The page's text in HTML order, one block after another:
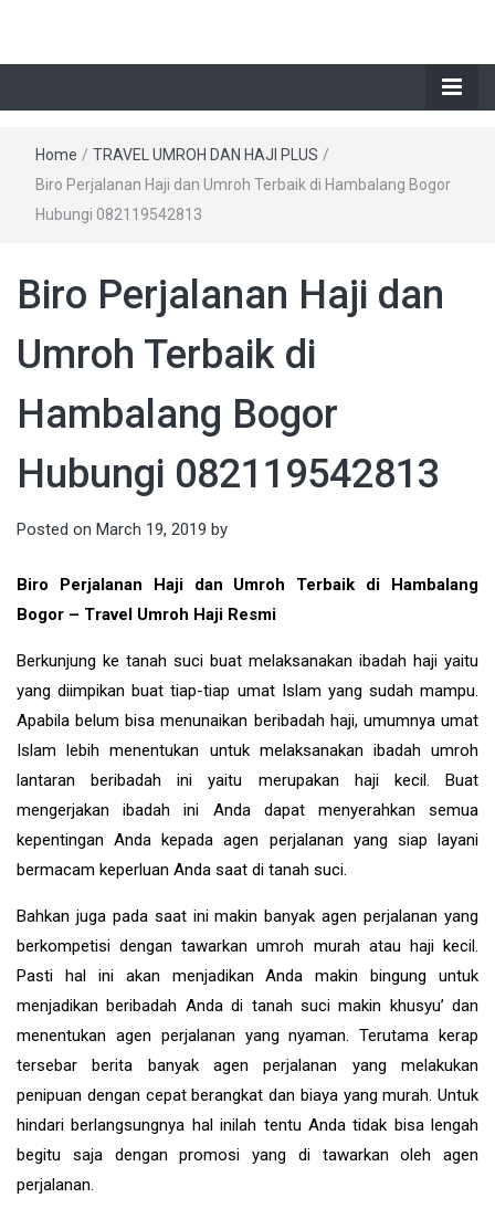
Home / TRAVEL UMROH DAN HAJI PLUS /
Biro Perjalanan Haji dan Umroh Terbaik di Hambalang Bogor
Hubungi 082119542813
Biro Perjalanan Haji dan
Umroh Terbaik di
Hambalang Bogor
Hubungi 082119542813
Posted on March 19, 2019 by
Biro Perjalanan Haji dan Umroh Terbaik di Hambalang
Bogor – Travel Umroh Haji Resmi
Berkunjung ke tanah suci buat melaksanakan ibadah haji yaitu
yang diimpikan buat tiap-tiap umat Islam yang sudah mampu.
Apabila belum bisa menunaikan beribadah haji, umumnya umat
Islam lebih menentukan untuk melaksanakan ibadah umroh
lantaran beribadah ini yaitu merupakan haji kecil. Buat
mengerjakan ibadah ini Anda dapat menyerahkan semua
kepentingan Anda kepada agen perjalanan yang siap layani
bermacam keperluan Anda saat di tanah suci.
Bahkan juga pada saat ini makin banyak agen perjalanan yang
berkompetisi dengan tawarkan umroh murah atau haji kecil.
Pasti hal ini akan menjadikan Anda makin bingung untuk
menjadikan beribadah Anda di tanah suci makin khusyu’ dan
menentukan agen perjalanan yang nyaman. Terutama kerap
tersebar berita banyak agen perjalanan yang melakukan
penipuan dengan cepat berangkat dan biaya yang murah. Untuk
hindari berlangsungnya hal inilah tentu Anda tidak bisa lengah
begitu saja dengan promosi yang di tawarkan oleh agen
perjalanan.